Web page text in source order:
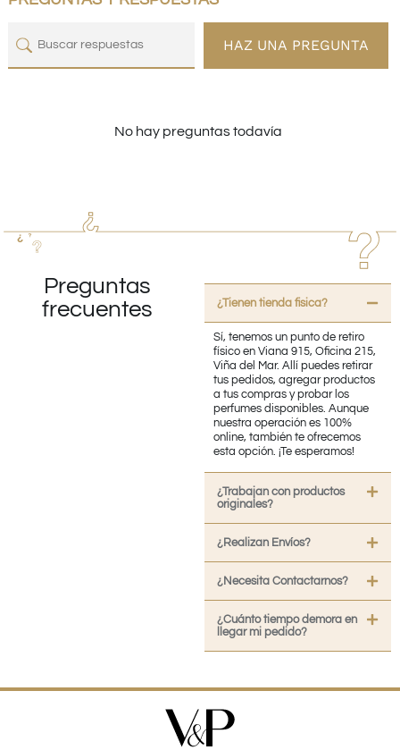
HAZ UNA PREGUNTA
No hay preguntas todavía
Preguntas
frecuentes
¿Tienen tienda fisica?
Sí, tenemos un punto de retiro
físico en Viana 915, Oficina 215,
Viña del Mar. Allí puedes retirar
tus pedidos, agregar productos
a tus compras y probar los
perfumes disponibles. Aunque
nuestra operación es 100%
online, también te ofrecemos
esta opción. ¡Te esperamos!
¿Trabajan con productos
originales?
¿Realizan Envíos?
¿Necesita Contactarnos?
¿Cuánto tiempo demora en
llegar mi pedido?